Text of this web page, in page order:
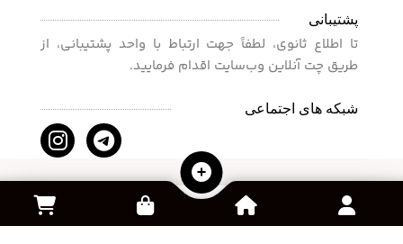
پشتیبانی
تا اطلاع ثانوی، لطفاً جهت ارتباط با واحد پشتیبانی، از
طریق چت آنلاین وب‌سایت اقدام فرمایید.
شبکه های اجتماعی